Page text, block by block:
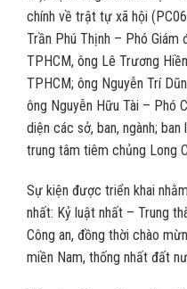
chính về trật tự xã hội
Trần Phú Thịnh – Phó
TPHCM, ông Lê Trương
TPHCM; ông Nguyễn Trí
ông Nguyễn Hữu Tài – Phó
diện các sở, ban, ngành;
trung tâm tiêm chủng Long
Sự kiện được triển khai
nhất: Kỷ luật nhất – Trung
Công an, đồng thời chào
miền Nam, thống nhất đất